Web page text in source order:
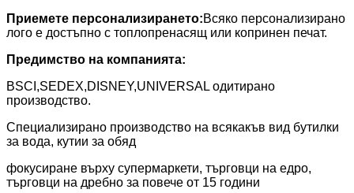
Приемете персонализирането:Всяко персонализирано
лого е достъпно с топлопренасящ или копринен печат.
Предимство на компанията:
BSCI,SEDEX,DISNEY,UNIVERSAL одитирано
производство.
Специализирано производство на всякакъв вид бутилки
за вода, кутии за обяд
фокусиране върху супермаркети, търговци на едро,
търговци на дребно за повече от 15 години